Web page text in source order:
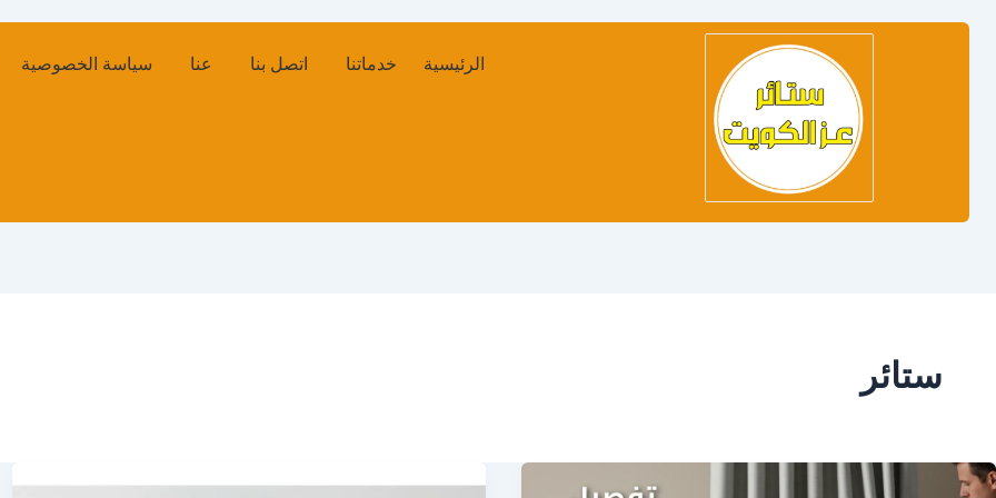
الرئيسية خدماتنا اتصل بنا عنا سياسة الخصوصية
ستائر